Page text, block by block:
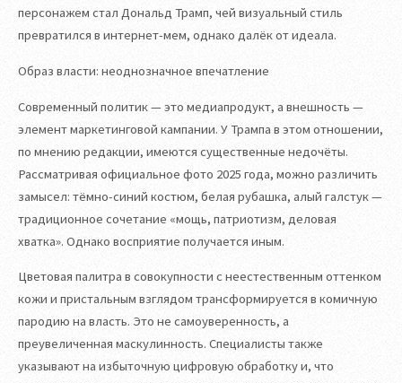
персонажем стал Дональд Трамп, чей визуальный стиль
превратился в интернет-мем, однако далёк от идеала.
Образ власти: неоднозначное впечатление
Современный политик — это медиапродукт, а внешность —
элемент маркетинговой кампании. У Трампа в этом отношении,
по мнению редакции, имеются существенные недочёты.
Рассматривая официальное фото 2025 года, можно различить
замысел: тёмно-синий костюм, белая рубашка, алый галстук —
традиционное сочетание «мощь, патриотизм, деловая
хватка». Однако восприятие получается иным.
Цветовая палитра в совокупности с неестественным оттенком
кожи и пристальным взглядом трансформируется в комичную
пародию на власть. Это не самоуверенность, а
преувеличенная маскулинность. Специалисты также
указывают на избыточную цифровую обработку и, что